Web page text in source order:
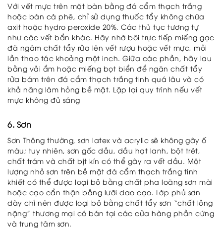
Với vết mực trên mặt bàn bằng đá cẩm thạch trắng
hoặc bàn cà phê, chỉ sử dụng thuốc tẩy không chứa
axit hoặc hydro peroxide 20%. Các thủ tục tương tự
như các vết bẩn khác. Hãy nhớ bôi trực tiếp miếng gạc
đã ngâm chất tẩy rửa lên vết rượu hoặc vết mực, mỗi
lần thao tác khoảng một inch. Giữa các phần, hãy lau
bằng vải ẩm hoặc miếng bọt biển để ngăn chất tẩy
rửa bám trên đá cẩm thạch trắng tinh quá lâu và có
khả năng làm hỏng bề mặt. Lặp lại quy trình nếu vết
mực không đủ sáng
6. Sơn
Sơn Thông thường, sơn latex và acrylic sẽ không gây ố
màu; tuy nhiên, sơn gốc dầu, dầu hạt lanh, bột trét,
chất trám và chất bịt kín có thể gây ra vết dầu. Một
lượng nhỏ sơn trên bề mặt đá cẩm thạch trắng tinh
khiết có thể được loại bỏ bằng chất pha loãng sơn mài
hoặc cạo cẩn thận bằng lưỡi dao cạo. Lớp phủ sơn
dày chỉ nên được loại bỏ bằng chất tẩy sơn “chất lỏng
nặng” thương mại có bán tại các cửa hàng phần cứng
và trung tâm sơn.